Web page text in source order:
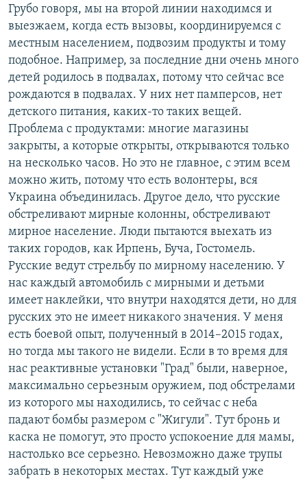
Грубо говоря, мы на второй линии находимся и
выезжаем, когда есть вызовы, координируемся с
местным населением, подвозим продукты и тому
подобное. Например, за последние дни очень много
детей родилось в подвалах, потому что сейчас все
рождаются в подвалах. У них нет памперсов, нет
детского питания, каких-то таких вещей.
Проблема с продуктами: многие магазины
закрыты, а которые открыты, открываются только
на несколько часов. Но это не главное, с этим всем
можно жить, потому что есть волонтеры, вся
Украина объединилась. Другое дело, что русские
обстреливают мирные колонны, обстреливают
мирное население. Люди пытаются выехать из
таких городов, как Ирпень, Буча, Гостомель.
Русские ведут стрельбу по мирному населению. У
нас каждый автомобиль с мирными и детьми
имеет наклейки, что внутри находятся дети, но для
русских это не имеет никакого значения. У меня
есть боевой опыт, полученный в 2014–2015 годах,
но тогда мы такого не видели. Если в то время для
нас реактивные установки "Град" были, наверное,
максимально серьезным оружием, под обстрелами
из которого мы находились, то сейчас с неба
падают бомбы размером с "Жигули". Тут бронь и
каска не помогут, это просто успокоение для мамы,
настолько все серьезно. Невозможно даже трупы
забрать в некоторых местах. Тут каждый уже